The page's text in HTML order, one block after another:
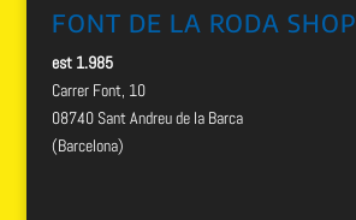
FONT DE LA RODA SHOP
est 1.985
Carrer Font, 10
08740 Sant Andreu de la Barca
(Barcelona)